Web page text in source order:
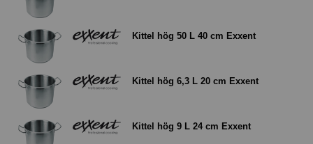
Kittel hög 50 L 40 cm Exxent
Kittel hög 6,3 L 20 cm Exxent
Kittel hög 9 L 24 cm Exxent